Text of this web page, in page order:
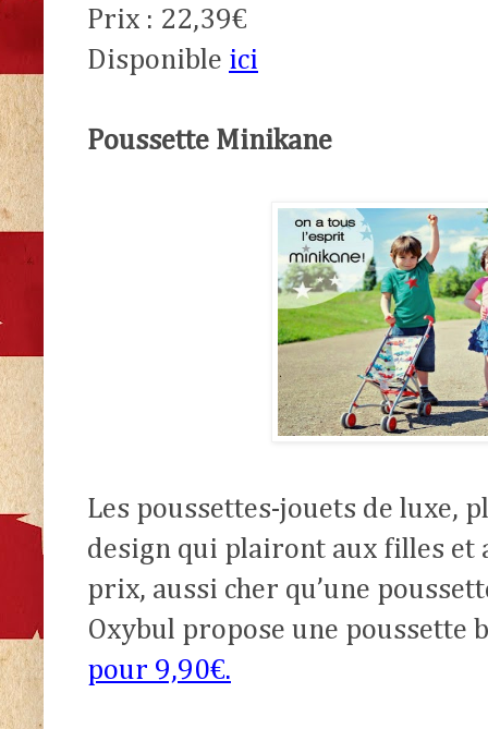
Prix : 22,39€
Disponible ici
Poussette Minikane
Les poussettes-jouets de luxe,
design qui plairont aux filles et
prix, aussi cher qu’une
Oxybul propose une poussette
pour 9,90€.